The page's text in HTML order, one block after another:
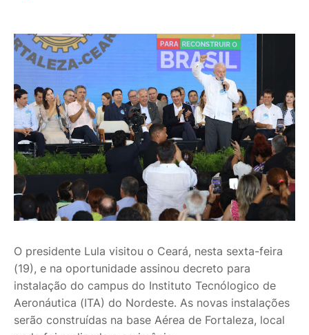
O presidente Lula visitou o Ceará, nesta sexta-feira
(19), e na oportunidade assinou decreto para
instalação do campus do Instituto Tecnólogico de
Aeronáutica (ITA) do Nordeste. As novas instalações
serão construídas na base Aérea de Fortaleza, local